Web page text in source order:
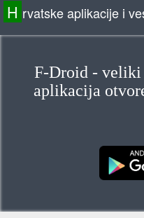
H rvatske aplikacije i
F-Droid - veliki
aplikacija